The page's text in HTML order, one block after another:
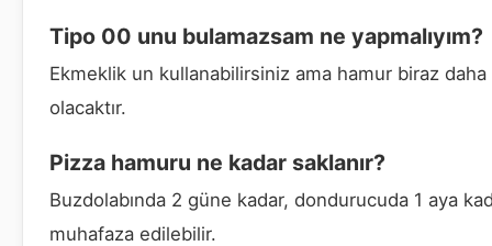
Tipo 00 unu bulamazsam ne yapmalıyım?
Ekmeklik un kullanabilirsiniz ama hamur biraz
olacaktır.
Pizza hamuru ne kadar saklanır?
Buzdolabında 2 güne kadar, dondurucuda 1 aya
muhafaza edilebilir.